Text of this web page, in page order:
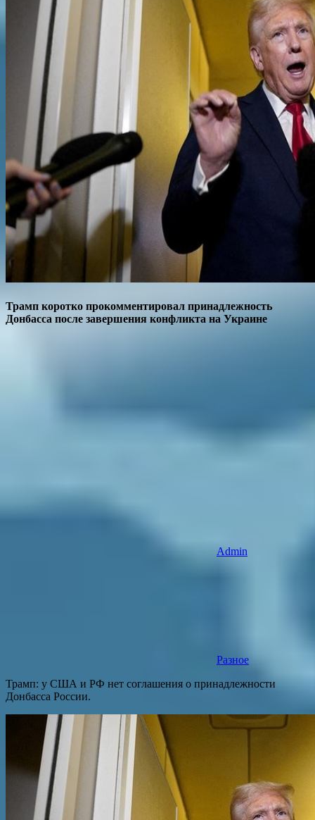
Трамп коротко прокомментировал принадлежность
Донбасса после завершения конфликта на Украине
Admin
Разное
Трамп: у США и РФ нет соглашения о принадлежности
Донбасса России.